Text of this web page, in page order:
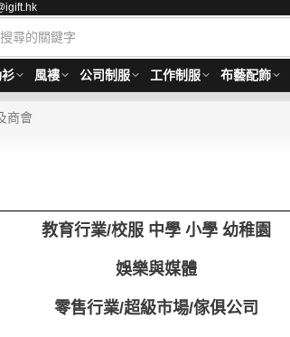
風褸 公司制服 工作制服 布藝配飾
商會
教育行業/校服 中學 小學 幼稚園
娛樂與媒體
零售行業/超級市場/傢俱公司